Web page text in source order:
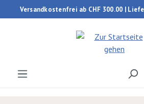
Zum Hauptinhalt springen
Versandkostenfrei ab CHF 300.00 |